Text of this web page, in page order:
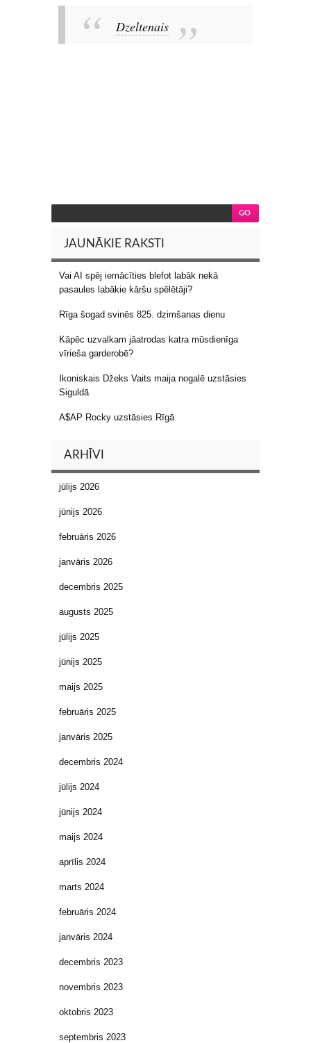
Dzeltenais
JAUNĀKIE RAKSTI
Vai AI spēj iemācīties blefot labāk nekā
pasaules labākie kāršu spēlētāji?
Rīga šogad svinēs 825. dzimšanas dienu
Kāpēc uzvalkam jāatrodas katra mūsdienīga
vīrieša garderobē?
Ikoniskais Džeks Vaits maija nogalē uzstāsies
Siguldā
A$AP Rocky uzstāsies Rīgā
ARHĪVI
jūlijs 2026
jūnijs 2026
februāris 2026
janvāris 2026
decembris 2025
augusts 2025
jūlijs 2025
jūnijs 2025
maijs 2025
februāris 2025
janvāris 2025
decembris 2024
jūlijs 2024
jūnijs 2024
maijs 2024
aprīlis 2024
marts 2024
februāris 2024
janvāris 2024
decembris 2023
novembris 2023
oktobris 2023
septembris 2023